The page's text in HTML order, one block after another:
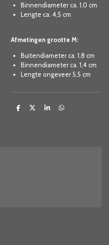
Binnendiameter ca. 1,0 cm
Lengte ca. 4,5 cm
Afmetingen grootte M:
Buitendiameter ca. 1,8 cm
Binnendiameter ca. 1,4 cm
Lengte ongeveer 5,5 cm
D
D
S
D